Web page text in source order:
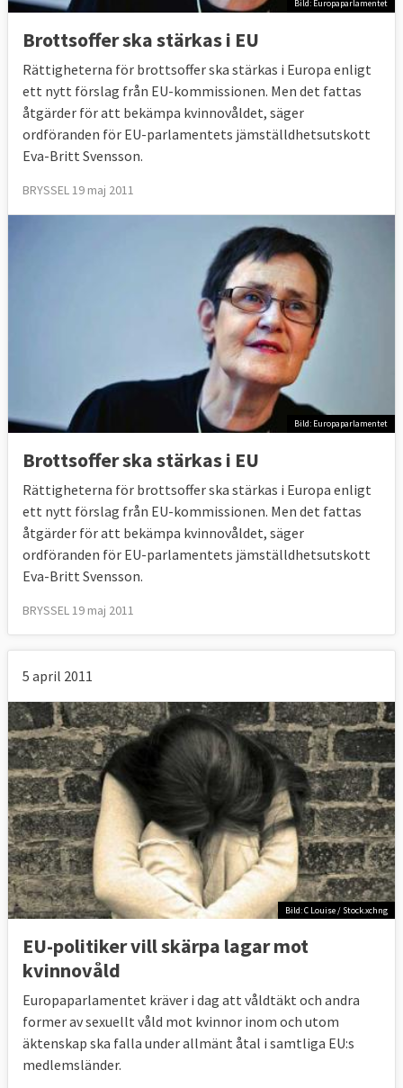
Bild: Europaparlamentet
Brottsoffer ska stärkas i EU
Rättigheterna för brottsoffer ska stärkas i Europa enligt
ett nytt förslag från EU-kommissionen. Men det fattas
åtgärder för att bekämpa kvinnovåldet, säger
ordföranden för EU-parlamentets jämställdhetsutskott
Eva-Britt Svensson.
BRYSSEL 19 maj 2011
Bild: Europaparlamentet
Brottsoffer ska stärkas i EU
Rättigheterna för brottsoffer ska stärkas i Europa enligt
ett nytt förslag från EU-kommissionen. Men det fattas
åtgärder för att bekämpa kvinnovåldet, säger
ordföranden för EU-parlamentets jämställdhetsutskott
Eva-Britt Svensson.
BRYSSEL 19 maj 2011
5 april 2011
Bild: C Louise / Stock.xchng
EU-politiker vill skärpa lagar mot
kvinnovåld
Europaparlamentet kräver i dag att våldtäkt och andra
former av sexuellt våld mot kvinnor inom och utom
äktenskap ska falla under allmänt åtal i samtliga EU:s
medlemsländer.